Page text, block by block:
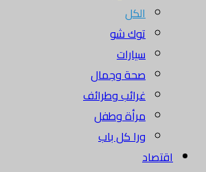
الكل
توك شو
سيارات
صحة وجمال
غرائب وطرائف
مرأة وطفل
ورا كل باب
اقتصاد